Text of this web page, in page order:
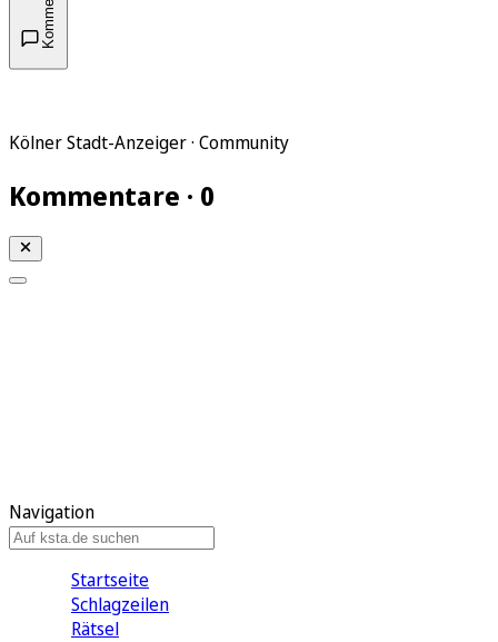
Kölner Stadt-Anzeiger · Community
Kommentare · 0
Navigation
Startseite
Schlagzeilen
Rätsel